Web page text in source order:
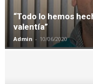
“Todo lo hemos
valentía”
Admin - 10/06/2020